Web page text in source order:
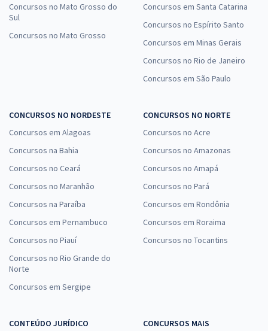
Concursos no Mato Grosso do
Sul
Concursos no Mato Grosso
Concursos em Santa Catarina
Concursos no Espírito Santo
Concursos em Minas Gerais
Concursos no Rio de Janeiro
Concursos em São Paulo
CONCURSOS NO NORDESTE
Concursos em Alagoas
Concursos na Bahia
Concursos no Ceará
Concursos no Maranhão
Concursos na Paraíba
Concursos em Pernambuco
Concursos no Piauí
Concursos no Rio Grande do
Norte
Concursos em Sergipe
CONCURSOS NO NORTE
Concursos no Acre
Concursos no Amazonas
Concursos no Amapá
Concursos no Pará
Concursos em Rondônia
Concursos em Roraima
Concursos no Tocantins
CONTEÚDO JURÍDICO
CONCURSOS MAIS